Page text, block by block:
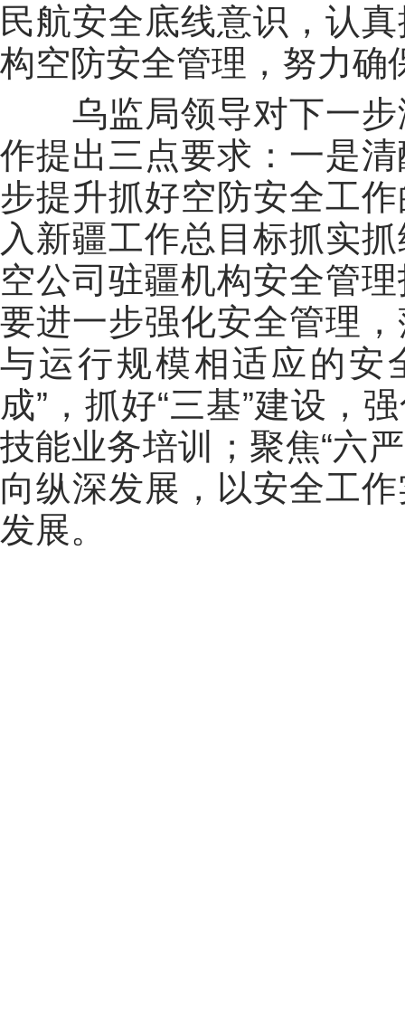
民航安全底线意识，认
构空防安全管理，努力确
乌监局领导对下一
作提出三点要求：一是
步提升抓好空防安全工
入新疆工作总目标抓实
空公司驻疆机构安全管
要进一步强化安全管理
与运行规模相适应的安
成”，抓好“三基”建设，
技能业务培训；聚焦“六
向纵深发展，以安全工
发展。